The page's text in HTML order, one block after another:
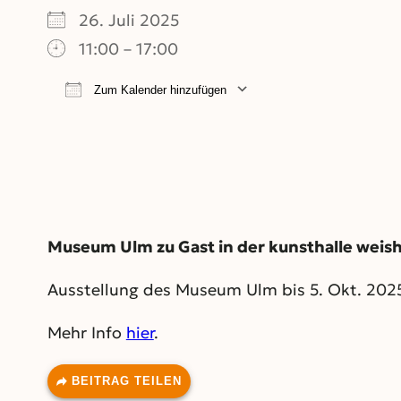
26. Juli 2025
11:00 – 17:00
Zum Kalender hinzufügen
Museum Ulm zu Gast in der kunsthalle
Ausstellung des Museum Ulm bis 5. Okt.
Mehr Info hier.
BEITRAG TEILEN